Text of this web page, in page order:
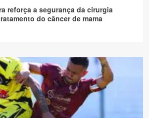
reforça a segurança da cirurgia
do câncer de mama